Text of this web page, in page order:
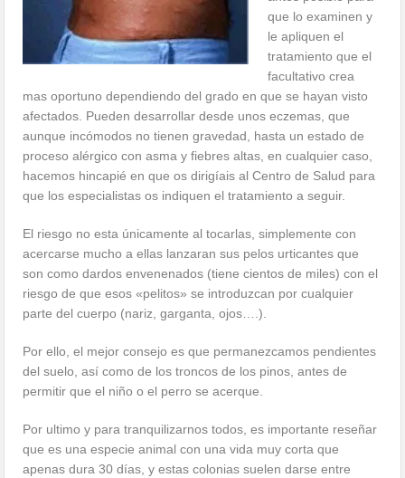
que lo examinen y
le apliquen el
tratamiento que el
facultativo crea
mas oportuno dependiendo del grado en que se hayan visto
afectados. Pueden desarrollar desde unos eczemas, que
aunque incómodos no tienen gravedad, hasta un estado de
proceso alérgico con asma y fiebres altas, en cualquier caso,
hacemos hincapié en que os dirigíais al Centro de Salud para
que los especialistas os indiquen el tratamiento a seguir.
El riesgo no esta únicamente al tocarlas, simplemente con
acercarse mucho a ellas lanzaran sus pelos urticantes que
son como dardos envenenados (tiene cientos de miles) con el
riesgo de que esos «pelitos» se introduzcan por cualquier
parte del cuerpo (nariz, garganta, ojos….).
Por ello, el mejor consejo es que permanezcamos pendientes
del suelo, así como de los troncos de los pinos, antes de
permitir que el niño o el perro se acerque.
Por ultimo y para tranquilizarnos todos, es importante reseñar
que es una especie animal con una vida muy corta que
apenas dura 30 días, y estas colonias suelen darse entre